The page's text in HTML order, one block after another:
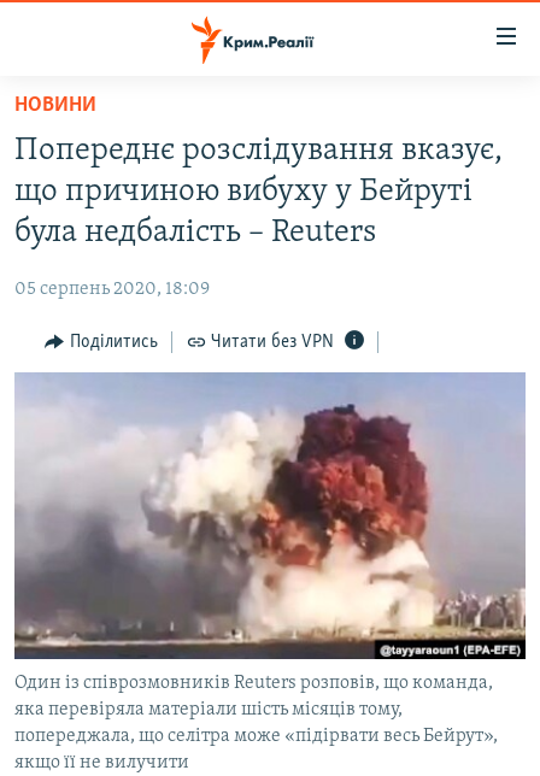
Перейти
основного
матеріалу
Перейти
до
основної
навігації
Перейти
до
пошуку
ВОДА.КРИМ
ВІДЕО ТА ФОТО
БЛОГИ
ПОГЛЯД
ВСЕ ЗА ДЕНЬ
СПЕЦПРОЕКТИ
ДЕПОРТАЦІЯ
ВІДЕОУРОКИ «ELIFBE»
СВІДЧЕННЯ ОКУПАЦІЇ
УКРАЇНСЬКА ПРОБЛЕМА КРИМУ
ІНФОГРАФІКА
ЯК ОБІЙТИ БЛОКУВАННЯ
Qırımtatar
ДОЛУЧАЙСЯ!
НОВИНИ
Попереднє розслідування вказує,
що причиною вибуху у Бейруті
була недбалість – Reuters
05 серпень 2020, 18:09
Поділитись Читати без VPN
Один із співрозмовників Reuters розповів, що команда,
яка перевіряла матеріали шість місяців тому,
попереджала, що селітра може «підірвати весь Бейрут»,
якщо її не вилучити